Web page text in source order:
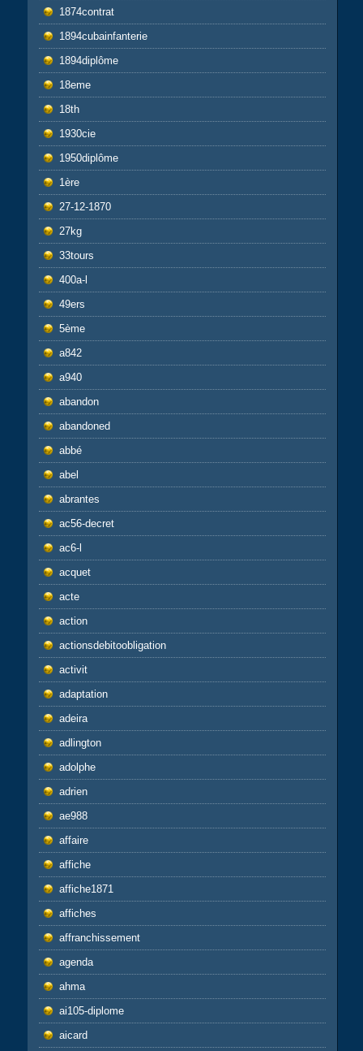
1874contrat
1894cubainfanterie
1894diplôme
18eme
18th
1930cie
1950diplôme
1ère
27-12-1870
27kg
33tours
400a-l
49ers
5ème
a842
a940
abandon
abandoned
abbé
abel
abrantes
ac56-decret
ac6-l
acquet
acte
action
actionsdebitoobligation
activit
adaptation
adeira
adlington
adolphe
adrien
ae988
affaire
affiche
affiche1871
affiches
affranchissement
agenda
ahma
ai105-diplome
aicard